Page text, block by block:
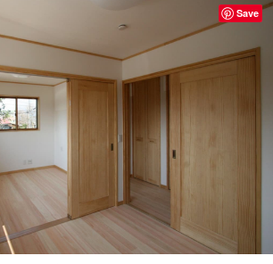
Save